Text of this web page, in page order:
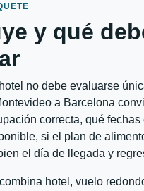
y qué
no debe evaluarse
a Barcelona
correcta, qué
si el plan de
el día de llegada y
hotel, vuelo